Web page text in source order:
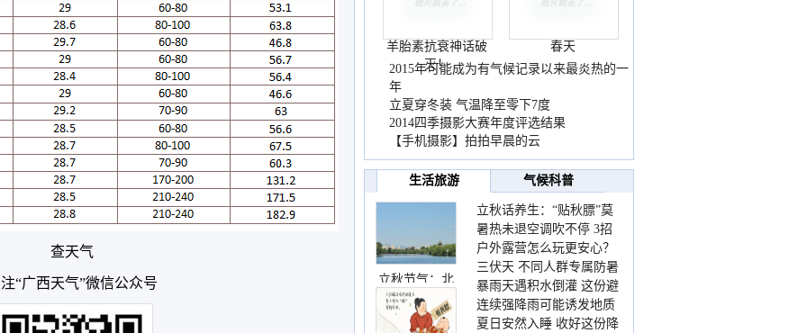
查天气
“广西天气”微信公众号
羊胎素抗衰神话破
灭！
春天
2015年可能成为有气候记录以来最炎热的一
年
立夏穿冬装 气温降至零下7度
2014四季摄影大赛年度评选结果
【手机摄影】拍拍早晨的云
生活旅游 气候科普
立秋节气：北
立秋话养生：“贴秋膘”莫
着急 先清暑再防燥
暑热未退空调吹不停 3招
护住肩颈不酸痛
户外露营怎么玩更安心？
这份攻略请收好
三伏天 不同人群专属防暑
要点请收好
暴雨天遇积水倒灌 这份避
险提示请收好
连续强降雨可能诱发地质
灾害 这些前兆要知道
夏日安然入睡 收好这份降